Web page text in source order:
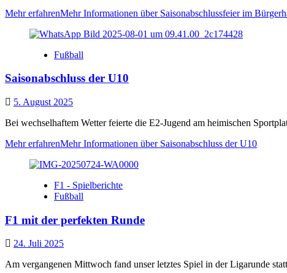
Mehr erfahrenMehr Informationen über Saisonabschlussfeier im
Fußball
Saisonabschluss der U10
5. August 2025
Bei wechselhaftem Wetter feierte die E2-Jugend am heimischen
Mehr erfahrenMehr Informationen über Saisonabschluss der U10
F1 - Spielberichte
Fußball
F1 mit der perfekten Runde
24. Juli 2025
Am vergangenen Mittwoch fand unser letztes Spiel in der Ligarunde